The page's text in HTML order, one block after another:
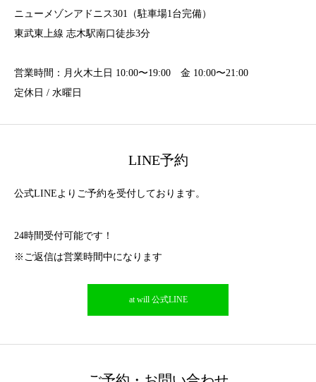
ニューメゾンアドニス301（駐車場1台完備）
東武東上線 志木駅南口徒歩3分
営業時間：月火木土日 10:00〜19:00 金 10:00〜21:00
定休日 / 水曜日
LINE予約
公式LINEよりご予約を受付しております。
24時間受付可能です！
※ご返信は営業時間中になります
at will 公式LINE